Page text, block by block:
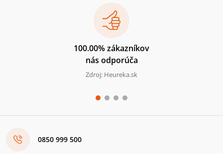
100.00% zákazníkov
nás odporúča
Zdroj: Heureka.sk
0850 999 500